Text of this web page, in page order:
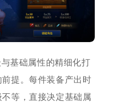
基础属性的精细化打
提。每件装备产出时
等，直接决定基础属